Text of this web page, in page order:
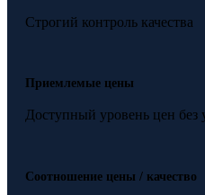
Строгий контроль качества
Приемлемые цены
Доступный уровень цен без
Соотношение цены / качество